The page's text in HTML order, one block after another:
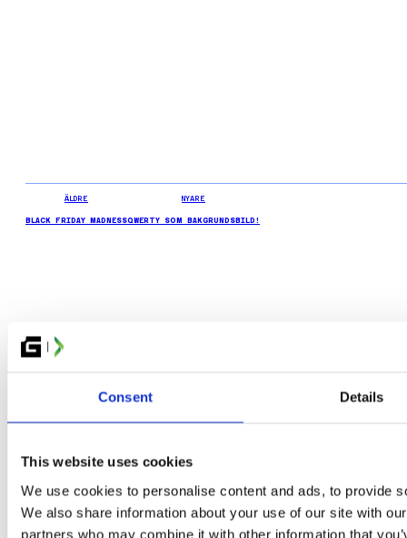
Consent Details
This website uses cookies
We use cookies to personalise content and ads, to provide
We also share information about your use of our site with
partners who may combine it with other information that
ÄLDRE
BLACK FRIDAY MADNESS
NYARE
QWERTY SOM BAKGRUNDSBILD!
GRUPPBOKNING
NYHETER